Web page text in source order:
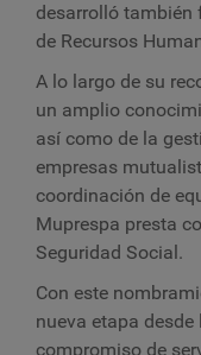
desarrolló también
de Recursos
A lo largo de su
un amplio
así como de la
empresas
coordinación de
Muprespa presta
Seguridad Social.
Con este
nueva etapa
compromiso de